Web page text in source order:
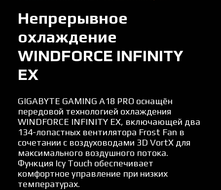
Непрерывное
охлаждение
WINDFORCE INFINITY
EX
GIGABYTE GAMING A18 PRO оснащён
передовой технологией охлаждения
WINDFORCE INFINITY EX, включающей два
134-лопастных вентилятора Frost Fan в
сочетании с воздуховодами 3D VortX для
максимального воздушного потока.
Функция Icy Touch обеспечивает
комфортное управление при низких
температурах.